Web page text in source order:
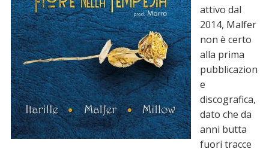
attivo dal
2014, Malfer
non è certo
alla prima
pubblicazion
e
discografica,
dato che da
anni butta
fuori tracce